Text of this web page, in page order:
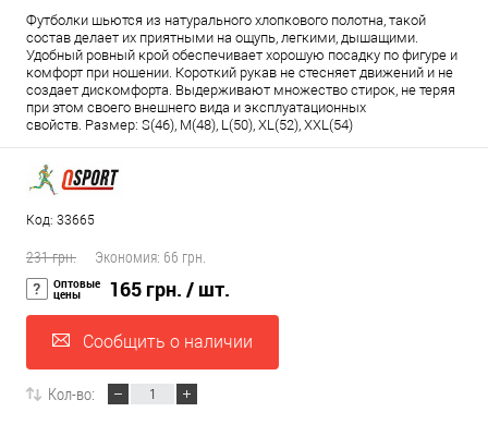
Футболки шьются из натурального хлопкового полотна, такой
состав делает их приятными на ощупь, легкими, дышащими.
Удобный ровный крой обеспечивает хорошую посадку по фигуре и
комфорт при ношении. Короткий рукав не стесняет движений и не
создает дискомфорта. Выдерживают множество стирок, не теряя
при этом своего внешнего вида и эксплуатационных
свойств. Размер: S(46), M(48), L(50), XL(52), XXL(54)
Код: 33665
231 грн. Экономия: 66 грн.
Оптовые
цены 165 грн. / шт.
Сообщить о наличии
Кол-во: